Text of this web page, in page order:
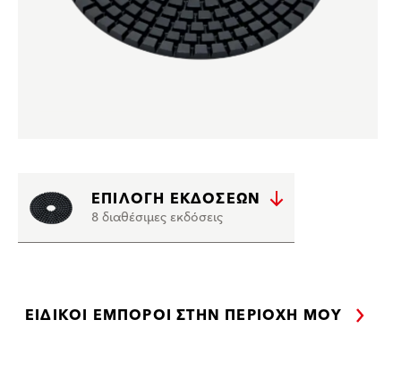
ΕΠΙΛΟΓΉ ΕΚΔΌΣΕΩΝ
8 διαθέσιμες εκδόσεις
ΕΙΔΙΚΟΊ ΈΜΠΟΡΟΙ ΣΤΗΝ ΠΕΡΙΟΧΉ ΜΟΥ